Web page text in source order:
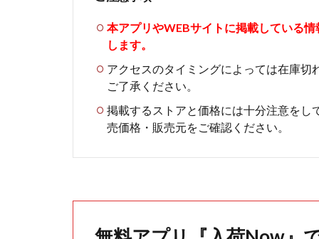
本アプリやWEBサイトに掲載している
します。
アクセスのタイミングによっては在庫
ご了承ください。
掲載するストアと価格には十分注意をし
売価格・販売元をご確認ください。